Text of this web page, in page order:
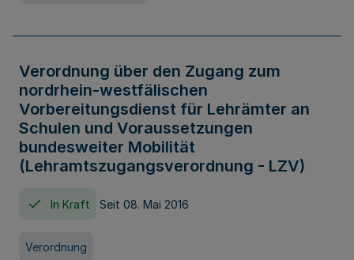
Verordnung über den Zugang zum
nordrhein-westfälischen
Vorbereitungsdienst für Lehrämter an
Schulen und Voraussetzungen
bundesweiter Mobilität
(Lehramtszugangsverordnung - LZV)
In Kraft Seit 08. Mai 2016
Verordnung